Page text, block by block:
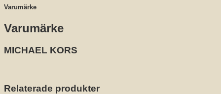
Varumärke
Varumärke
MICHAEL KORS
Relaterade produkter